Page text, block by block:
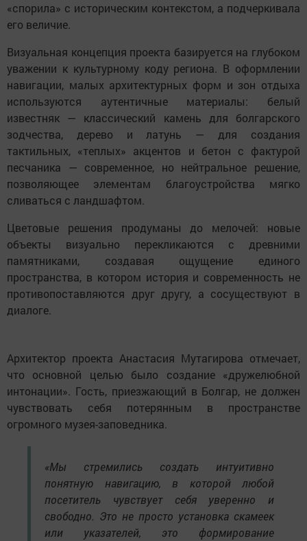
«спорила» с историческим контекстом, а подчеркивала
его величие.
Визуальная концепция проекта базируется на глубоком
уважении к культурному коду региона. В оформлении
навигации, малых архитектурных форм и зон отдыха
используются аутентичные материалы: белый
известняк — классический камень для болгарского
зодчества, дерево и латунь — для создания
тактильных, «теплых» акцентов и бетон с фактурой
песчаника — современное, но нейтральное решение,
позволяющее элементам благоустройства мягко
сливаться с ландшафтом.
Цветовые решения продуманы до мелочей: новые
объекты визуально перекликаются с древними
памятниками, создавая ощущение единого
пространства, в котором история и современность не
противопоставляются друг другу, а сосуществуют в
диалоге.
Архитектор проекта Анастасия Мутагирова отмечает,
что основной целью было создание «дружелюбной
интонации». Гость, приезжающий в Болгар, не должен
чувствовать себя потерянным в пространстве
огромного музея-заповедника.
«Мы стремились создать интуитивно
понятную навигацию, в которой любой
посетитель чувствует себя уверенно и
свободно. Это не просто установка скамеек
или указателей, это формирование